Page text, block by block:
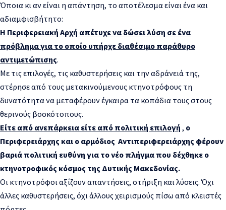
Όποια κι αν είναι η απάντηση, το αποτέλεσμα είναι ένα και
αδιαμφισβήτητο:
Η Περιφερειακή Αρχή απέτυχε να δώσει λύση σε ένα
πρόβλημα για το οποίο υπήρχε διαθέσιμο παράθυρο
αντιμετώπισης.
Με τις επιλογές, τις καθυστερήσεις και την αδράνειά της,
στέρησε από τους μετακινούμενους κτηνοτρόφους τη
δυνατότητα να μεταφέρουν έγκαιρα τα κοπάδια τους στους
θερινούς βοσκότοπους.
Είτε από ανεπάρκεια είτε από πολιτική επιλογή , ο
Περιφερειάρχης και ο αρμόδιος Αντιπεριφερειάρχης φέρουν
βαριά πολιτική ευθύνη για το νέο πλήγμα που δέχθηκε ο
κτηνοτροφικός κόσμος της Δυτικής Μακεδονίας.
Οι κτηνοτρόφοι αξίζουν απαντήσεις, στήριξη και λύσεις. Όχι
άλλες καθυστερήσεις, όχι άλλους χειρισμούς πίσω από κλειστές